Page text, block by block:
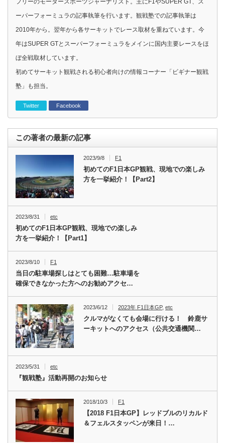
フリーのモータースポーツジャーナリスト。主にF1やSUPER GT、ス
ーパーフォーミュラの記事執筆を行います。観戦塾での記事執筆は
2010年から。翌年から各サーキットでレース取材を重ねています。今
年はSUPER GTとスーパーフォーミュラをメインに国内主要レースをほ
ぼ全戦取材しています。
初めてサーキット観戦される初心者向けの情報コーナー「ビギナー観戦
塾」も担当。
Twitter Facebook
この著者の最新の記事
2023/9/8 F1
初めてのF1日本GP観戦、現地での楽しみ
方を一挙紹介！【Part2】
2023/8/31 etc
初めてのF1日本GP観戦、現地での楽しみ
方を一挙紹介！【Part1】
2023/8/10 F1
当日の駐車場探しはとても困難…駐車場を
確保できなかった方へのお勧めアクセ…
2023/6/12 2023年 F1日本GP,etc
クルマがなくても会場に行ける！ 鈴鹿サ
ーキットへのアクセス（公共交通機関…
2023/5/31 etc
『観戦塾』活動再開のお知らせ
2018/10/3 F1
【2018 F1日本GP】レッドブルのリカルド
＆フェルスタッペンが来日！…